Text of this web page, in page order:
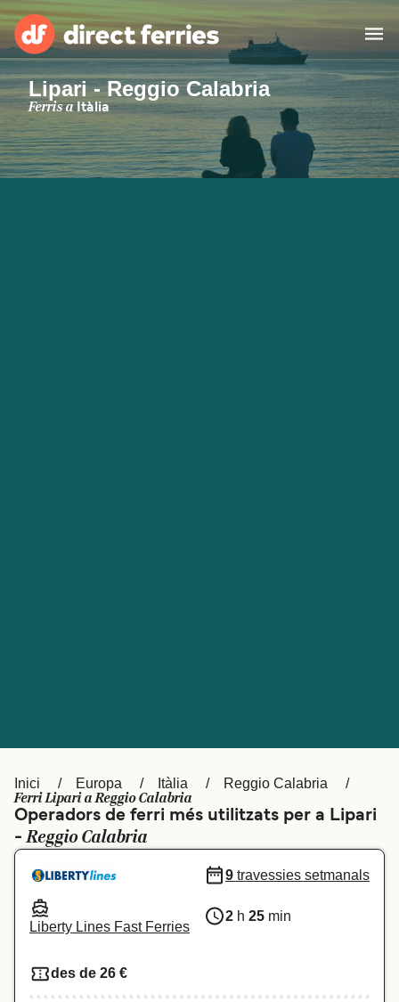
Països
Bitllets de Ferry
Ελλάδα Belgique (FR)
Polska Deutschland
Schweiz (DE) Norge
Lipari - Reggio Calabria
Ferris aItàlia
Inici Europa Itàlia Reggio Calabria
Ferri Lipari a Reggio Calabria
Operadors de ferri més utilitzats per a Lipari
-Reggio Calabria
Liberty Lines Fast Ferries
9 travessies setmanals
2 h 25 min
des de 26 €